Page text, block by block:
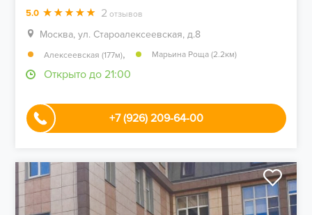
5.0 2 отзывов
Москва, ул. Староалексеевская, д.8
Алексеевская (177м), Марьина Роща (2.2км)
Открыто до 21:00
+7 (926) 209-64-00